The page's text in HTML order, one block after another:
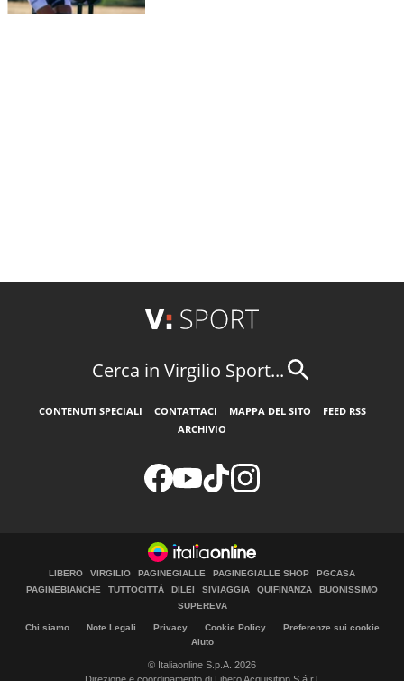
Cerca in Virgilio Sport...
CONTENUTI SPECIALI CONTATTACI MAPPA DEL SITO
FEED RSS
ARCHIVIO
LIBERO VIRGILIO PAGINEGIALLE PAGINEGIALLE SHOP
PGCASA
PAGINEBIANCHE
TUTTOCITTÀ DILEI SIVIAGGIA QUIFINANZA
BUONISSIMO
SUPEREVA
Chi siamo Note Legali Privacy Cookie Policy
Preferenze sui cookie
Aiuto
© Italiaonline S.p.A. 2026